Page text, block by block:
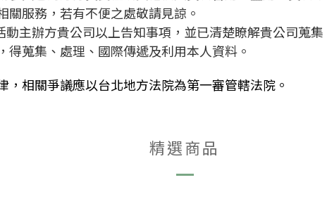
服務，若有不便之處敬請見諒。
主辦方貴公司以上告知事項，並已清楚瞭解貴公司蒐
蒐集、處理、國際傳遞及利用本人資料。
相關爭議應以台北地方法院為第一審管轄法院。
精選商品